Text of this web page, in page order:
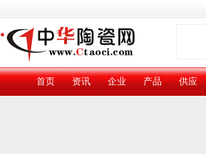
首页 资讯 企业 产品 供应